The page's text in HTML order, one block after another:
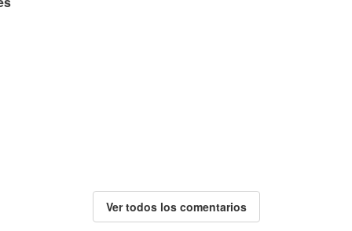
Ver todos los comentarios